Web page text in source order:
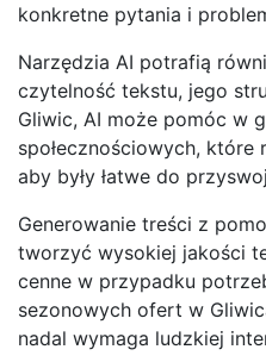
konkretne pytania i
Narzędzia AI potrafią
czytelność tekstu, jego
Gliwic, AI może pomóc w
społecznościowych, które
aby były łatwe do
Generowanie treści z
tworzyć wysokiej jakości
cenne w przypadku
sezonowych ofert w
nadal wymaga ludzkiej